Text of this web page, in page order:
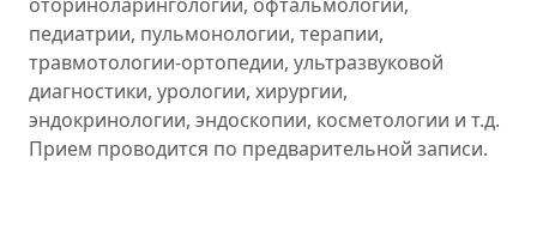
педиатрии, пульмонологии, терапии,
травмотологии-ортопедии, ультразвуковой
диагностики, урологии, хирургии,
эндокринологии, эндоскопии, косметологии и т.д.
Прием проводится по предварительной записи.